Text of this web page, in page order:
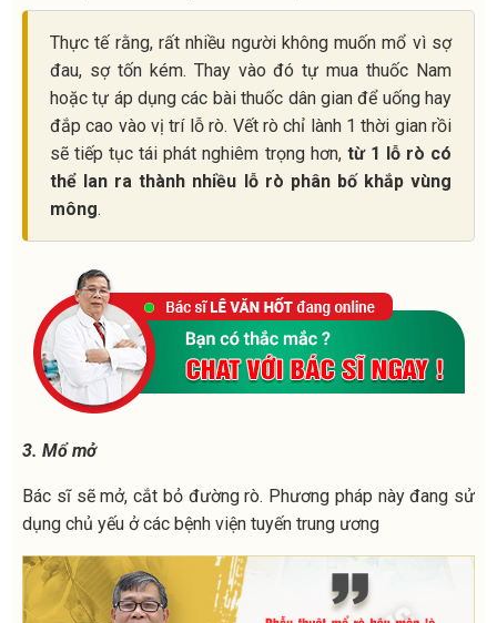
Thực tế rằng, rất nhiều người không muốn mổ vì sợ
đau, sợ tốn kém. Thay vào đó tự mua thuốc Nam
hoặc tự áp dụng các bài thuốc dân gian để uống hay
đắp cao vào vị trí lỗ rò. Vết rò chỉ lành 1 thời gian rồi
sẽ tiếp tục tái phát nghiêm trọng hơn, từ 1 lỗ rò có
thể lan ra thành nhiều lỗ rò phân bố khắp vùng
mông.
3. Mổ mở
Bác sĩ sẽ mở, cắt bỏ đường rò. Phương pháp này đang sử
dụng chủ yếu ở các bệnh viện tuyến trung ương